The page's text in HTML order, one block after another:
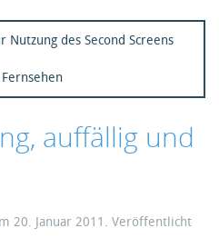
des Second Screens
auffällig und
20. Januar 2011 . Veröffentlicht